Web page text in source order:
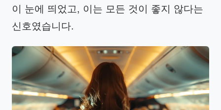
이 눈에 띄었고, 이는 모든 것이 좋지 않다는
신호였습니다.